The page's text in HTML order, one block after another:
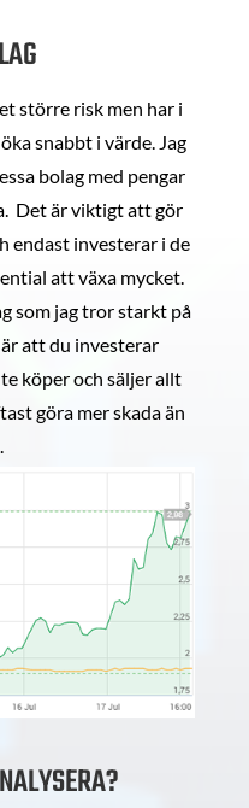
större risk men har i
snabbt i värde. Jag
bolag med pengar
Det är viktigt att gör
endast investerar i de
att växa mycket.
som jag tror starkt på
att du investerar
köper och säljer allt
göra mer skada än